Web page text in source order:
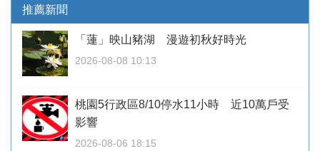
推薦新聞
「蓮」映山豬湖 漫遊初秋好時光
2026-08-08 10:13
桃園5行政區8/10停水11小時 近10萬戶受
影響
2026-08-06 18:15